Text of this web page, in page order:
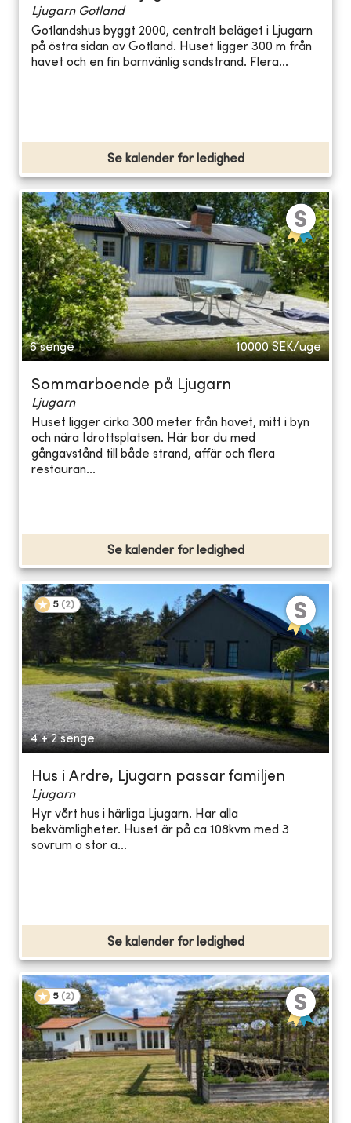
Ljugarn Gotland
Gotlandshus byggt 2000, centralt beläget i Ljugarn
på östra sidan av Gotland. Huset ligger 300 m från
havet och en fin barnvänlig sandstrand. Flera...
Se kalender for ledighed
6 senge 10000 SEK/uge
Sommarboende på Ljugarn
Ljugarn
Huset ligger cirka 300 meter från havet, mitt i byn
och nära Idrottsplatsen. Här bor du med
gångavstånd till både strand, affär och flera
restauran...
Se kalender for ledighed
5 (2)
4 + 2 senge
Hus i Ardre, Ljugarn passar familjen
Ljugarn
Hyr vårt hus i härliga Ljugarn. Har alla
bekvämligheter. Huset är på ca 108kvm med 3
sovrum o stor a...
Se kalender for ledighed
5 (2)